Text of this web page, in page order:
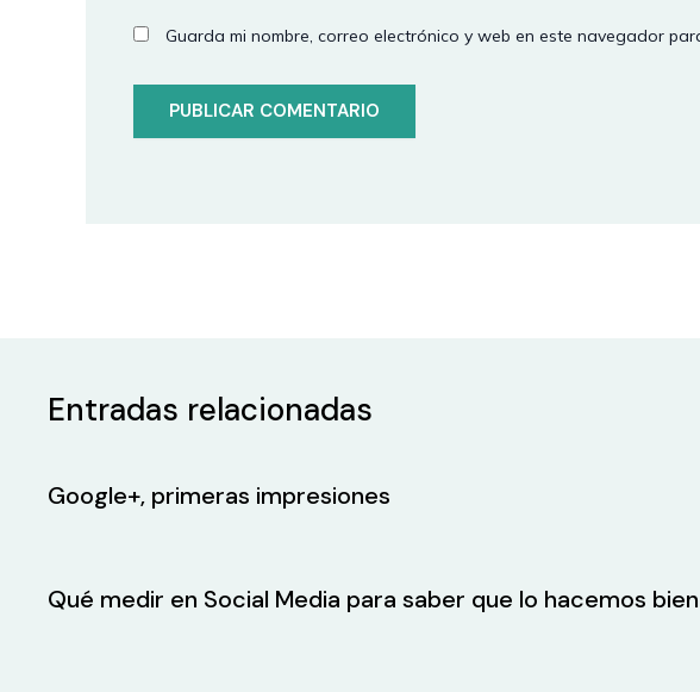
Guarda mi nombre, correo electrónico y web en este navegador
Entradas relacionadas
Google+, primeras impresiones
Qué medir en Social Media para saber que lo hacemos bien